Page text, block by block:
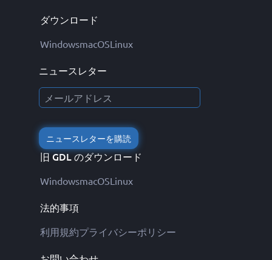
ダウンロード
WindowsmacOSLinux
ニュースレター
ニュースレターを購読
旧 GDL のダウンロード
WindowsmacOSLinux
法的事項
利用規約プライバシーポリシー